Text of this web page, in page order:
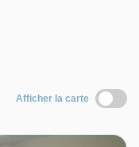
Afficher la carte